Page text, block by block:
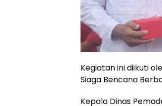
Kegiatan ini diikuti
Siaga Bencana
Kepala Dinas